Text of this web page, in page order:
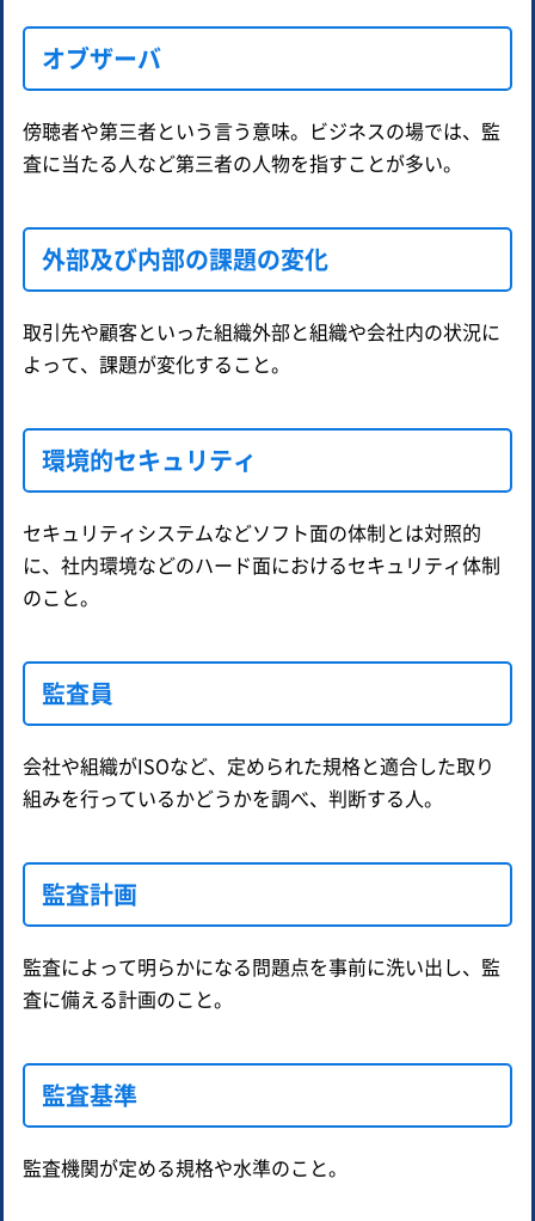
オブザーバ
傍聴者や第三者という言う意味。ビジネスの場では、監
査に当たる人など第三者の人物を指すことが多い。
外部及び内部の課題の変化
取引先や顧客といった組織外部と組織や会社内の状況に
よって、課題が変化すること。
環境的セキュリティ
セキュリティシステムなどソフト面の体制とは対照的
に、社内環境などのハード面におけるセキュリティ体制
のこと。
監査員
会社や組織がISOなど、定められた規格と適合した取り
組みを行っているかどうかを調べ、判断する人。
監査計画
監査によって明らかになる問題点を事前に洗い出し、監
査に備える計画のこと。
監査基準
監査機関が定める規格や水準のこと。